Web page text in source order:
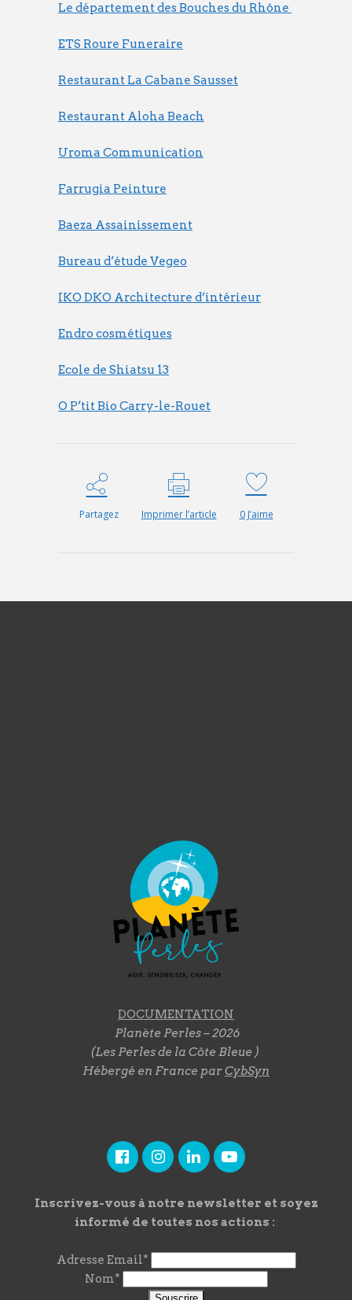
Le département des Bouches du Rhône
ETS Roure Funeraire
Restaurant La Cabane Sausset
Restaurant Aloha Beach
Uroma Communication
Farrugia Peinture
Baeza Assainissement
Bureau d’étude Vegeo
IKO DKO Architecture d’intérieur
Endro cosmétiques
Ecole de Shiatsu 13
O P’tit Bio Carry-le-Rouet
Partagez Imprimer l’article 0J’aime
DOCUMENTATION
Planète Perles – 2026
(Les Perles de la Côte Bleue )
Hébergé en France parCybSyn
Inscrivez-vous à notre newsletter et soyez
informé de toutes nos actions :
Adresse Email*
Nom*